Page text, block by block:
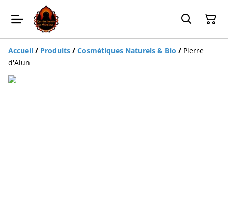
Accueil / Produits / Cosmétiques Naturels & Bio / Pierre
d'Alun